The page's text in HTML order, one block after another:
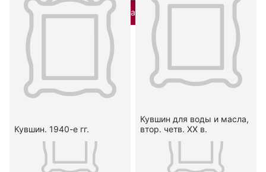
Тюбетейка мужская.
1950-1951 г.
Сапог женский, начало XX
Сосуд для зерна, перв.
треть XX в.
Маслобойка. 1930-е гг.
Кувшин для воды и масла,
втор. четв. XX в.
Кувшин. 1940-е гг.
Показать все
Фотоколлекция